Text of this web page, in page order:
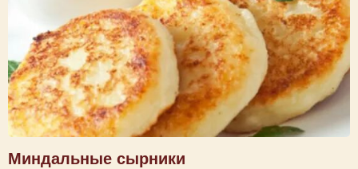
Миндальные сырники